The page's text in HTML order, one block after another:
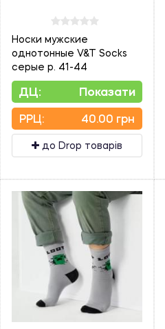
Носки мужские
однотонные V&T Socks
серые р. 41-44
ДЦ: Показати
PPЦ: 40.00 грн
до Drop товарів